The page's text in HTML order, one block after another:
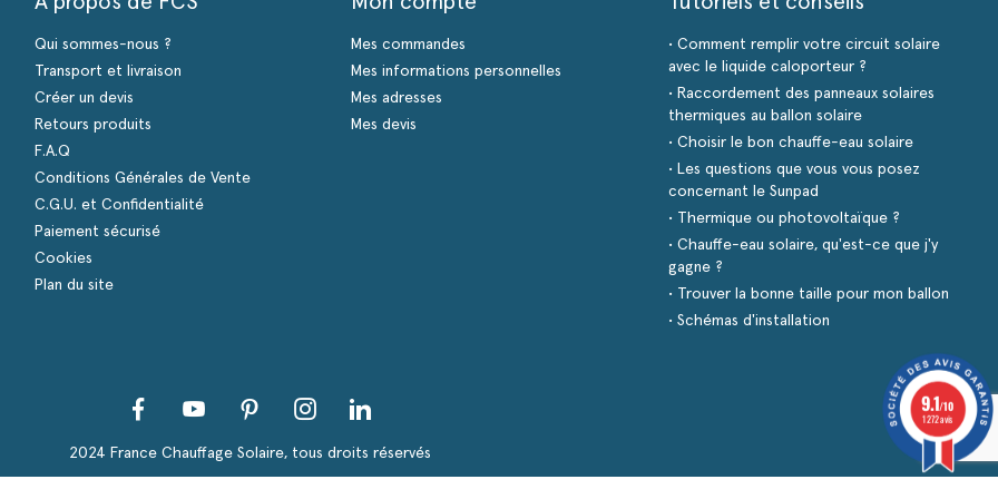
Qui sommes-nous ?
Transport et livraison
Créer un devis
Retours produits
F.A.Q
Conditions Générales de Vente
C.G.U. et Confidentialité
Paiement sécurisé
Cookies
Plan du site
Mes commandes
Mes informations personnelles
Mes adresses
Mes devis
• Comment remplir votre circuit solaire
avec le liquide caloporteur ?
• Raccordement des panneaux solaires
thermiques au ballon solaire
• Choisir le bon chauffe-eau solaire
• Les questions que vous vous posez
concernant le Sunpad
• Thermique ou photovoltaïque ?
• Chauffe-eau solaire, qu'est-ce que j'y
gagne ?
• Trouver la bonne taille pour mon ballon
• Schémas d'installation
FacebookYouTube PinterestInstagram
2024 France Chauffage Solaire, tous droits réservés
de confidentialité, en garantissant la conformité avec les réglementations. Personnalisez vos préférences pour
9.1/10
1272 avis